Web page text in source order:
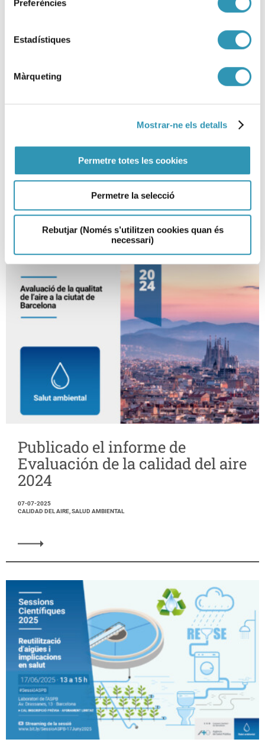
Preferències
Estadístiques
Màrqueting
Mostrar-ne els detalls
Permetre totes les cookies
Permetre la selecció
Rebutjar (Només s’utilitzen cookies quan és
necessari)
¿Tatuaje, piercing o
micropigmentación? Hazlo
donde sea seguro
Publicado el informe de
Evaluación de la calidad del aire
2024
07-07-2025
CALIDAD DEL AIRE, SALUD AMBIENTAL